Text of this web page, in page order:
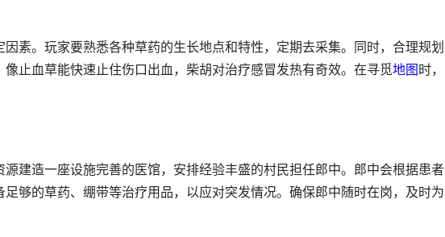
素。玩家要熟悉各种草药的生长地点和特性，定期去采集。同时，合理规划
止血草能快速止住伤口出血，柴胡对治疗感冒发热有奇效。在寻觅地图时，
建造一座设施完善的医馆，安排经验丰盛的村民担任郎中。郎中会根据患者
够的草药、绷带等治疗用品，以应对突发情况。确保郎中随时在岗，及时为